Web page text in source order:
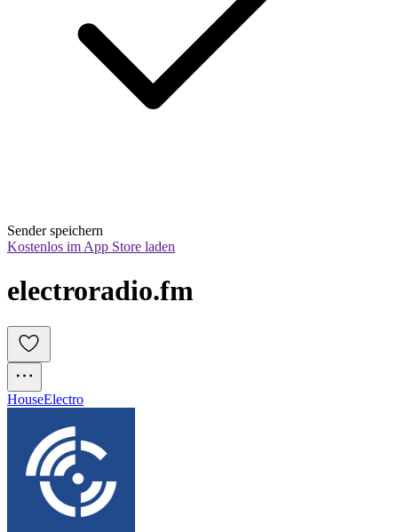
Sender speichern
Kostenlos im App Store laden
electroradio.fm
HouseElectro